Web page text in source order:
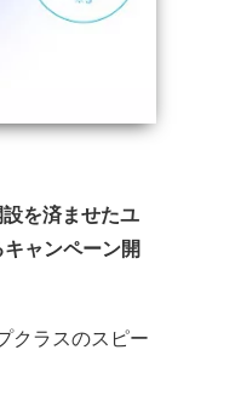
を済ませたユ
ャンペーン開
クラスのスピー